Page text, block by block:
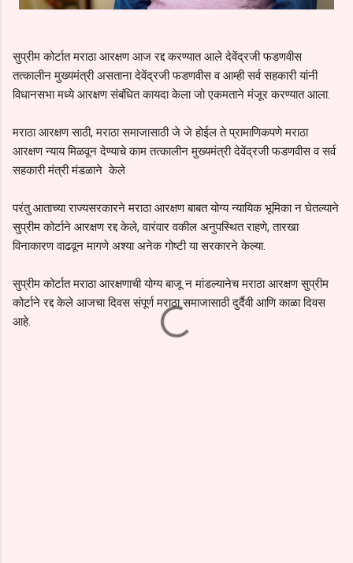
सुप्रीम कोर्टात मराठा आरक्षण आज रद्द करण्यात आले देवेंद्रजी फडणवीस
तत्कालीन मुख्यमंत्री असताना देवेंद्रजी फडणवीस व आम्ही सर्व सहकारी यांनी
विधानसभा मध्ये आरक्षण संबंधित कायदा केला जो एकमताने मंजूर करण्यात आला.
मराठा आरक्षण साठी, मराठा समाजासाठी जे जे होईल ते प्रामाणिकपणे मराठा
आरक्षण न्याय मिळवून देण्याचे काम तत्कालीन मुख्यमंत्री देवेंद्रजी फडणवीस व सर्व
सहकारी मंत्री मंडळाने केले
परंतु आताच्या राज्यसरकारने मराठा आरक्षण बाबत योग्य न्यायिक भूमिका न घेतल्याने
सुप्रीम कोर्टाने आरक्षण रद्द केले, वारंवार वकील अनुपस्थित राहणे, तारखा
विनाकारण वाढवून मागणे अश्या अनेक गोष्टी या सरकारने केल्या.
सुप्रीम कोर्टात मराठा आरक्षणाची योग्य बाजू न मांडल्यानेच मराठा आरक्षण सुप्रीम
कोर्टाने रद्द केले आजचा दिवस संपूर्ण मराठा समाजासाठी दुर्दैवी आणि काळा दिवस
आहे.